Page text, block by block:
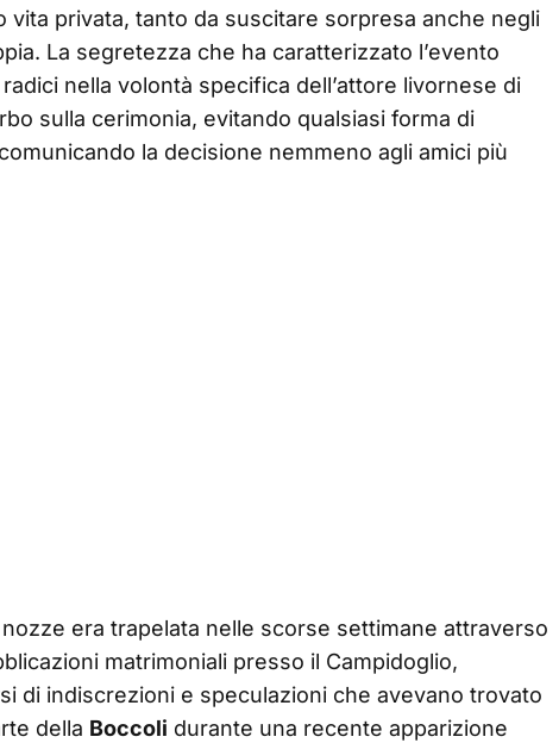
vita privata, tanto da suscitare sorpresa anche negli
La segretezza che ha caratterizzato l’evento
nella volontà specifica dell’attore livornese di
sulla cerimonia, evitando qualsiasi forma di
la decisione nemmeno agli amici più
era trapelata nelle scorse settimane attraverso
matrimoniali presso il Campidoglio,
di indiscrezioni e speculazioni che avevano trovato
della Boccoli durante una recente apparizione